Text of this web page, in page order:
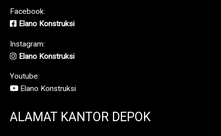
Facebook:
Elano Konstruksi
Instagram:
Elano Konstruksi
Youtube:
Elano Konstruksi
ALAMAT KANTOR DEPOK